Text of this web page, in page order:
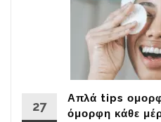
27
Απλά tips
όμορφη κάθε